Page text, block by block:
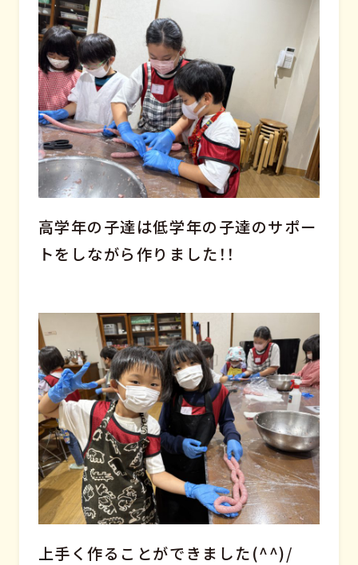
高学年の子達は低学年の子達のサポー
トをしながら作りました！！
上手く作ることができました(^^)/